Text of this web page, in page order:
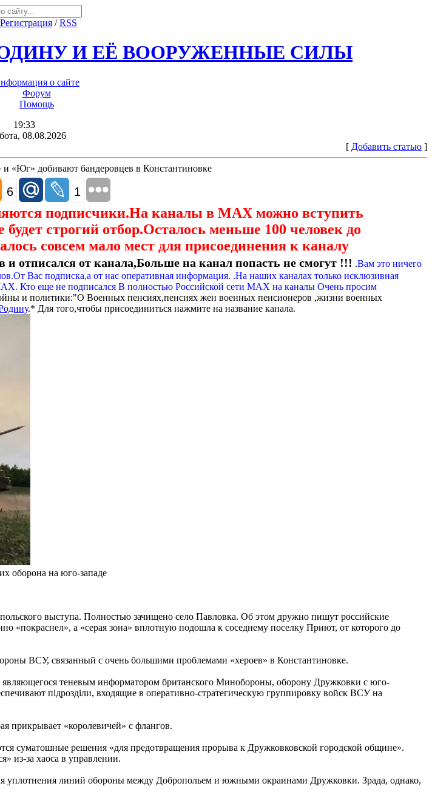
Регистрация/RSS
И ЕЁ ВООРУЖЕННЫЕ СИЛЫ
о сайте
Форум
Помощь
19:33
08.08.2026
[ Добавить статью ]
и «Юг» добивают бандеровцев в Константиновке
6 1
подписчики.На каналы в МАХ можно вступить
строгий отбор.Осталось меньше 100 человек до
совсем мало мест для присоединения к каналу
и отписался от канала,Больше на канал попасть не смогут !!! .Вам это ничего
Вас подписка,а от нас оперативная информация. .На наших каналах только исклюзивная
Кто еще не подписался В полностью Российской сети МАХ на каналы Очень просим
и политики:"О Военных пенсиях,пенсиях жен военных пенсионеров ,жизни военных
.* Для того,чтобы присоединиться нажмите на название канала.
оборона на юго-западе
выступа. Полностью зачищено село Павловка. Об этом дружно пишут российские
«покраснел», а «серая зона» вплотную подошла к соседнему поселку Приют, от которого до
ВСУ, связанный с очень большими проблемами «хероев» в Константиновке.
теневым информатором британского Минобороны, оборону Дружковки с юго-
пiдроздiли, входящие в оперативно-стратегическую группировку войск ВСУ на
прикрывает «королевичей» с флангов.
суматошные решения «для предотвращения прорыва к Дружковковской городской общине».
из-за хаоса в управлении.
уплотнения линий обороны между Добропольем и южными окраинами Дружковки. Зрада, однако,